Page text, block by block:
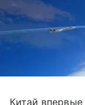
Китай